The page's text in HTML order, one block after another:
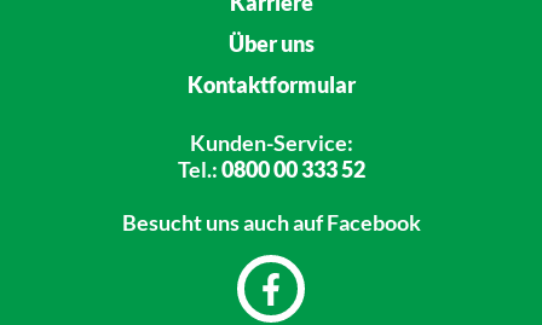
Über uns
Kontaktformular
Kunden-Service:
Tel.:0800 00 333 52
Besucht unsauch auf Facebook